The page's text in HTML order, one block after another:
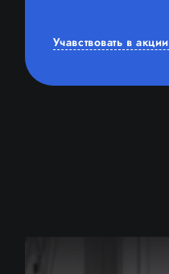
О КОМПАНИИ
Учавствовать в акции